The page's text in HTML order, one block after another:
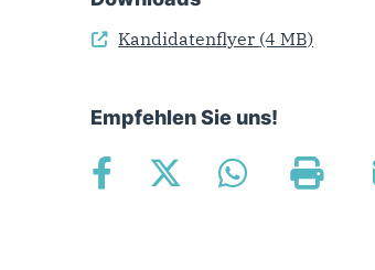
Kandidatenflyer (4 MB)
Empfehlen Sie uns!